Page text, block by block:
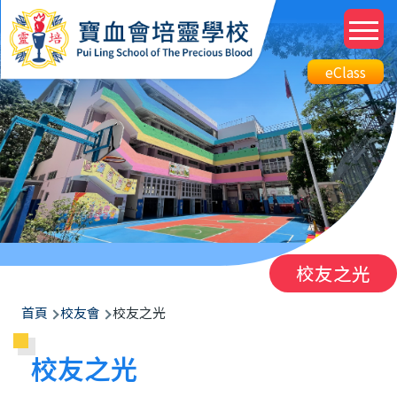
移至主內容
Top
eClass
Btn
eClass
校友之光
導
航
連
首頁 校友會 校友之光
校友之光